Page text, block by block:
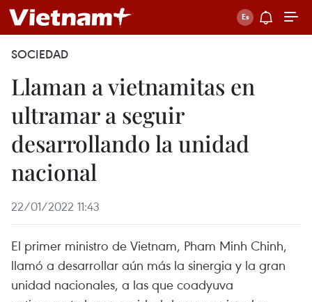
SOCIEDAD
Llaman a vietnamitas en
ultramar a seguir
desarrollando la unidad
nacional
22/01/2022 11:43
El primer ministro de Vietnam, Pham Minh Chinh,
llamó a desarrollar aún más la sinergia y la gran
unidad nacionales, a las que coadyuva